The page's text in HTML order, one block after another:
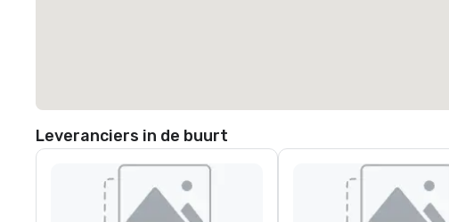
Leveranciers in de buurt